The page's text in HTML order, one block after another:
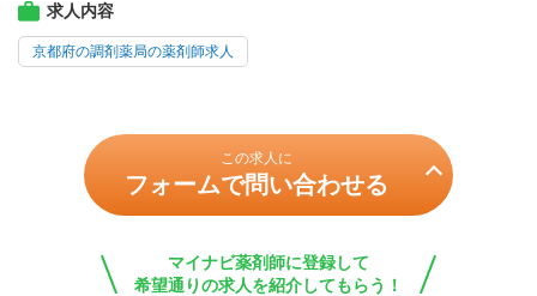
求人内容
京都府の調剤薬局の薬剤師求人
この求人に
フォームで問い合わせる
マイナビ薬剤師に登録して
希望通りの求人を紹介してもらう！